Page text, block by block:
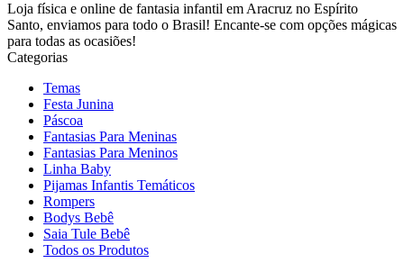
Loja física e online de fantasia infantil em Aracruz no Espírito
Santo, enviamos para todo o Brasil! Encante-se com opções mágicas
para todas as ocasiões!
Categorias
Temas
Festa Junina
Páscoa
Fantasias Para Meninas
Fantasias Para Meninos
Linha Baby
Pijamas Infantis Temáticos
Rompers
Bodys Bebê
Saia Tule Bebê
Todos os Produtos